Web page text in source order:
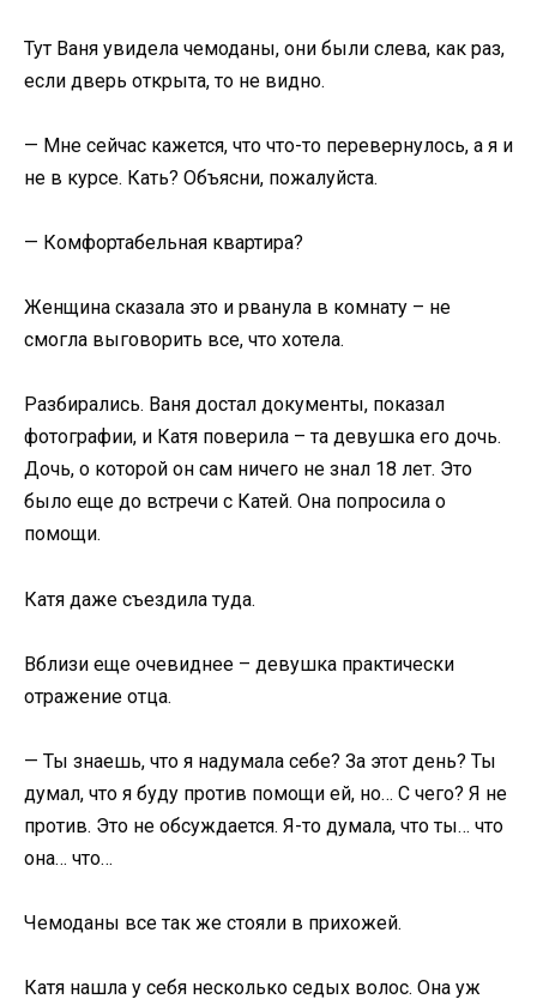
Тут Ваня увидела чемоданы, они были слева, как раз,
если дверь открыта, то не видно.
— Мне сейчас кажется, что что-то перевернулось, а я и
не в курсе. Кать? Объясни, пожалуйста.
— Комфортабельная квартира?
Женщина сказала это и рванула в комнату – не
смогла выговорить все, что хотела.
Разбирались. Ваня достал документы, показал
фотографии, и Катя поверила – та девушка его дочь.
Дочь, о которой он сам ничего не знал 18 лет. Это
было еще до встречи с Катей. Она попросила о
помощи.
Катя даже съездила туда.
Вблизи еще очевиднее – девушка практически
отражение отца.
— Ты знаешь, что я надумала себе? За этот день? Ты
думал, что я буду против помощи ей, но… С чего? Я не
против. Это не обсуждается. Я-то думала, что ты… что
она… что…
Чемоданы все так же стояли в прихожей.
Катя нашла у себя несколько седых волос. Она уж